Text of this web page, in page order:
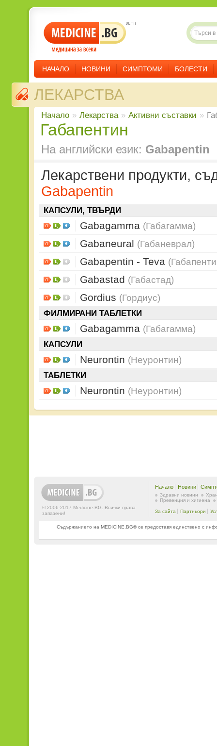
НАЧАЛО НОВИНИ СИМПТОМИ БОЛЕСТИ
ЛЕКАРСТВА
Начало » Лекарства » Aктивни съставки »
Габапентин
На английски език: Gabapentin
Лекарствени продукти,
Gabapentin
КАПСУЛИ, ТВЪРДИ
Gabagamma (Габагамма)
Gabaneural (Габаневрал)
Gabapentin - Teva
Gabastad (Габастад)
Gordius (Гордиус)
ФИЛМИРАНИ ТАБЛЕТКИ
Gabagamma (Габагамма)
КАПСУЛИ
Neurontin (Неуронтин)
ТАБЛЕТКИ
Neurontin (Неуронтин)
© 2006-2017 Medicine.BG. Всички права
запазени!
Начало Новини
Здравни новини
Превенция и хигиена
За сайта Партньори
Съдържанието на MEDICINE.BG® се предоставя единствено с